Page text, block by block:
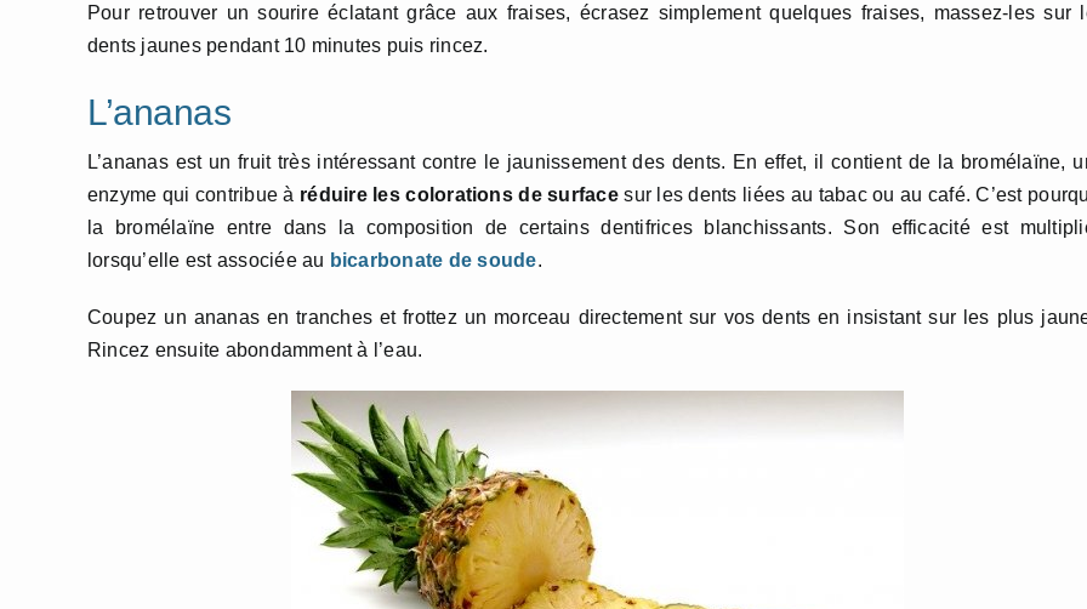
Pour retrouver un sourire éclatant grâce aux fraises, écrasez simplement quelques fraises, massez-les sur
dents jaunes pendant 10 minutes puis rincez.
L’ananas
L’ananas est un fruit très intéressant contre le jaunissement des dents. En effet, il contient de la bromélaïne,
enzyme qui contribue à réduire les colorations de surfacesur les dents liées au tabac ou au café. C’est
la bromélaïne entre dans la composition de certains dentifrices blanchissants. Son efficacité est
lorsqu’elle est associée au bicarbonate de soude.
Coupez un ananas en tranches et frottez un morceau directement sur vos dents en insistant sur les plus
Rincez ensuite abondamment à l’eau.